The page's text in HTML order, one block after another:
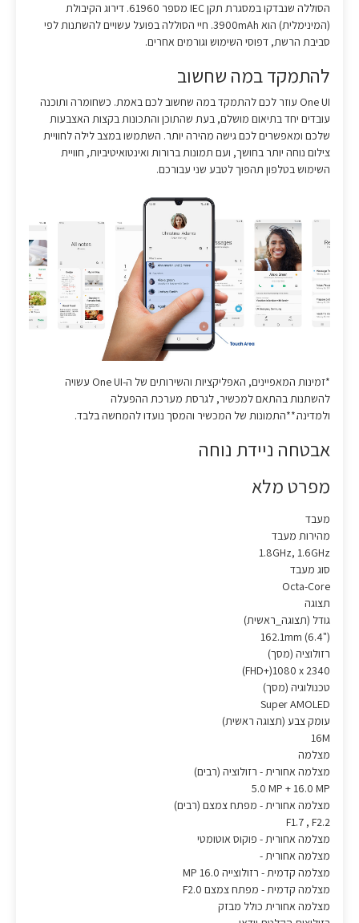
הסוללה שנבדקו במסגרת תקן IEC מספר 61960. דירוג הקיבולת
(המינימלית) הוא 3900mAh. חיי הסוללה בפועל עשויים להשתנות לפי
סביבת הרשת, דפוסי השימוש וגורמים אחרים.
להתמקד במה שחשוב
One UI עוזר לכם להתמקד במה שחשוב לכם באמת. כשחומרה ותוכנה
עובדים יחד בתיאום מושלם, בעת שהתוכן והתכונות בקצות האצבעות
שלכם ומאפשרים לכם גישה מהירה יותר. השתמשו במצב לילה לחוויית
צילום נוחה יותר בחושך, ועם תמונות ברורות ואינטואיטיביות, חוויית
השימוש בטלפון תהפוך לטבע שני עבורכם.
*זמינות המאפיינים, האפליקציות והשירותים של ה-One UI עשויה
להשתנות בהתאם למכשיר, לגרסת מערכת ההפעלה
ולמדינה.**התמונות של המכשיר והמסך נועדו להמחשה בלבד.
אבטחה ניידת נוחה
מפרט מלא
מעבד
מהירות מעבד
1.8GHz, 1.6GHz
סוג מעבד
Octa-Core
תצוגה
גודל (תצוגה_ראשית)
‎162.1mm (6.4")‎
רזולוציה (מסך)
‎(FHD+)1080 x 2340‎
טכנולוגיה (מסך)
Super AMOLED
עומק צבע (תצוגה ראשית)
16M
מצלמה
מצלמה אחורית - רזולוציה (רבים)
‎5.0 MP + 16.0 MP‎
מצלמה אחורית - מפתח צמצם (רבים)
F1.7 , F2.2
מצלמה אחורית - פוקוס אוטומטי
מצלמה אחורית -
מצלמה קדמית - רזולוצייה 16.0 MP
מצלמה קדמית - מפתח צמצם F2.0
מצלמה אחורית כולל מבזק